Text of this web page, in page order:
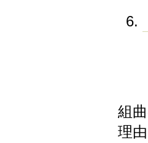
組
理